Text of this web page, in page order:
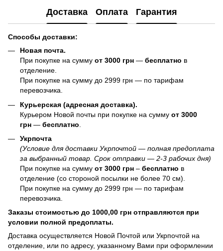
Доставка Оплата Гарантия
Способы доставки:
Новая почта.
При покупке на сумму от 3000 грн — бесплатно в
отделение.
При покупке на сумму до 2999 грн — по тарифам
перевозчика.
Курьерская (адресная доставка).
Курьером Новой почты при покупке на сумму от 3000
грн — бесплатно
Укрпочта
(Условие для доставки Укрпочтой — полная предоплата
за выбранный товар. Срок отправки — 2-3 рабочих дня)
При покупке на сумму от 3000 грн – бесплатно в
отделение (со стороной посылки не более 70 см).
При покупке на сумму до 2999 грн — по тарифам
перевозчика.
Заказы стоимостью до 1000,00 грн отправляются при
условии полной предоплаты.
Доставка осуществляется Новой Почтой или Укрпочтой на
отделение, или по адресу, указанному Вами при оформлении